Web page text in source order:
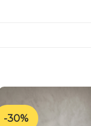
-30%